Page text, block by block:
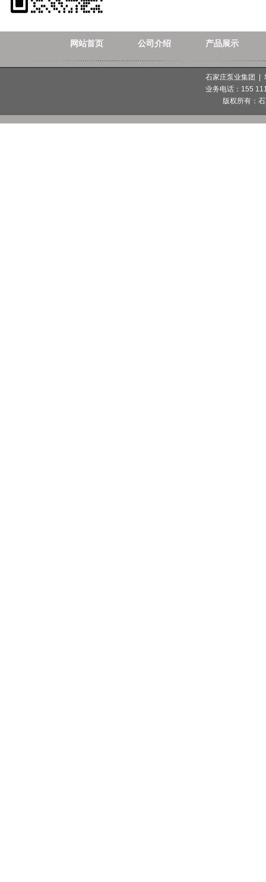
网站首页 公司介绍 产品展示
石家庄泵业集团 |
业务电话：155
版权所有：